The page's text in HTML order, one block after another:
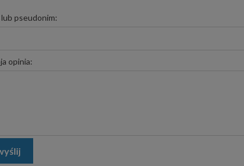
lub pseudonim:
opinia: